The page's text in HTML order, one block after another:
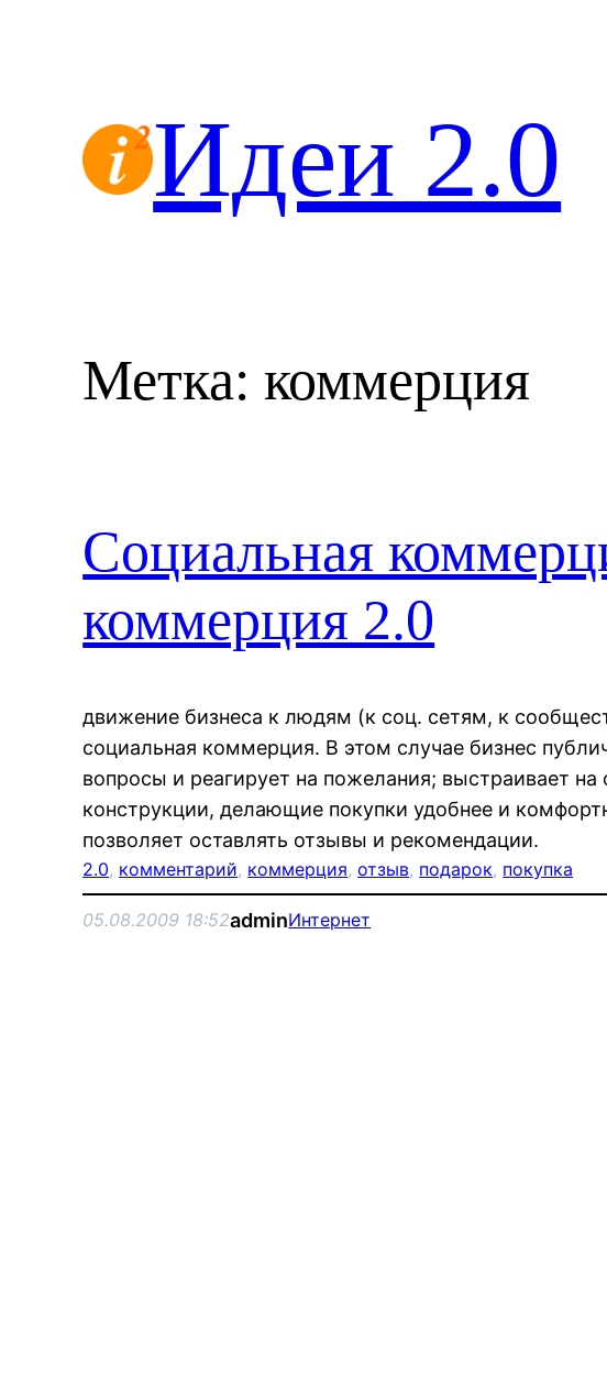
Идеи 2.0
Метка: коммерция
Социальная
коммерция 2.0
движение бизнеса к людям (к соц. сетям, к
социальная коммерция. В этом случае бизнес
вопросы и реагирует на пожелания; выстраивает на
конструкции, делающие покупки удобнее и
позволяет оставлять отзывы и рекомендации.
2.0, комментарий, коммерция, отзыв, подарок, покупка
05.08.2009 18:52adminИнтернет